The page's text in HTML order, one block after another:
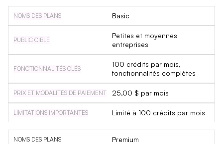
Basic
Petites et moyennes
entreprises
100 crédits par mois,
fonctionnalités complètes
25,00 $ par mois
Limité à 100 crédits par mois
Premium